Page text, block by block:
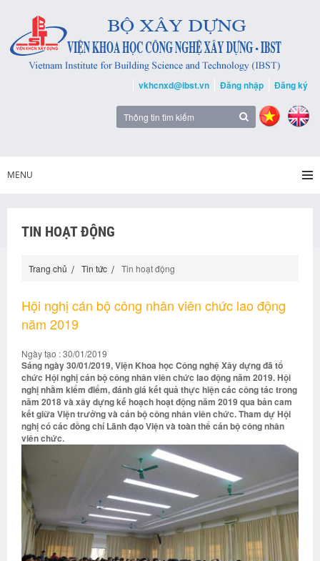
vkhcnxd@ibst.vn Đăng nhập Đăng ký
MENU
TIN HOẠT ĐỘNG
Trang chủ Tin tức Tin hoạt động
Hội nghị cán bộ công nhân viên chức lao động
năm 2019
Ngày tạo : 30/01/2019
Sáng ngày 30/01/2019, Viện Khoa học Công nghệ Xây dựng đã tổ
chức Hội nghị cán bộ công nhân viên chức lao động năm 2019. Hội
nghị nhằm kiểm điểm, đánh giá kết quả thực hiện các công tác trong
năm 2018 và xây dựng kế hoạch hoạt động năm 2019 qua bản cam
kết giữa Viện trưởng và cán bộ công nhân viên chức. Tham dự Hội
nghị có các đồng chí Lãnh đạo Viện và toàn thể cán bộ công nhân
viên chức.